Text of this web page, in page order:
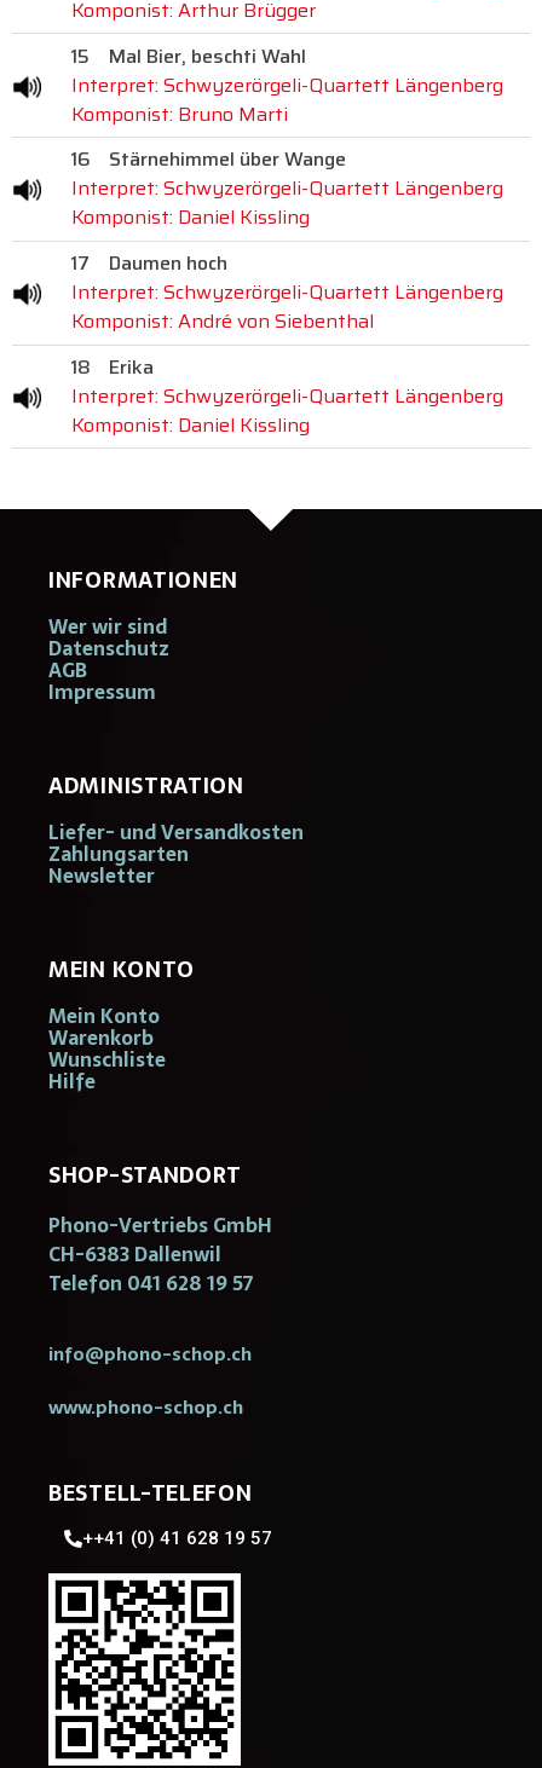
Komponist: Arthur Brügger
15
Mal Bier, beschti Wahl
Interpret: Schwyzerörgeli-Quartett Längenberg
Komponist: Bruno Marti
16
Stärnehimmel über Wange
Interpret: Schwyzerörgeli-Quartett Längenberg
Komponist: Daniel Kissling
17
Daumen hoch
Interpret: Schwyzerörgeli-Quartett Längenberg
Komponist: André von Siebenthal
18
Erika
Interpret: Schwyzerörgeli-Quartett Längenberg
Komponist: Daniel Kissling
INFORMATIONEN
Wer wir sind
Datenschutz
AGB
Impressum
ADMINISTRATION
Liefer- und Versandkosten
Zahlungsarten
Newsletter
MEIN KONTO
Mein Konto
Warenkorb
Wunschliste
Hilfe
SHOP-STANDORT
Phono-Vertriebs GmbH
CH-6383 Dallenwil
Telefon 041 628 19 57
info@phono-schop.ch
www.phono-schop.ch
BESTELL-TELEFON
++41 (0) 41 628 19 57